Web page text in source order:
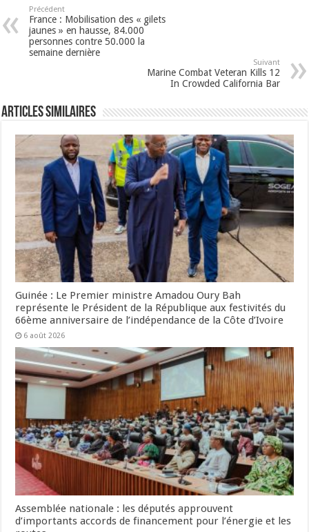
Précédent
France : Mobilisation des « gilets
jaunes » en hausse, 84.000
personnes contre 50.000 la
semaine dernière
Suivant
Marine Combat Veteran Kills 12
In Crowded California Bar
Articles Similaires
Guinée : Le Premier ministre Amadou Oury Bah
représente le Président de la République aux festivités du
66ème anniversaire de l’indépendance de la Côte d’Ivoire
6 août 2026
Assemblée nationale : les députés approuvent
d’importants accords de financement pour l’énergie et les